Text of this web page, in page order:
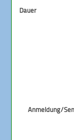
Dauer
Anmeldung/